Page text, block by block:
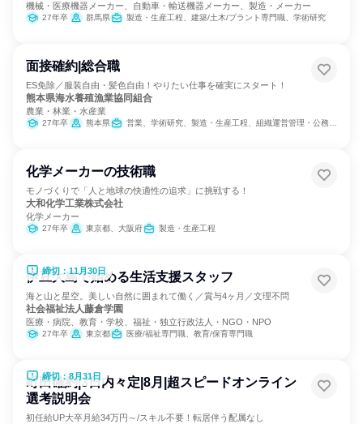
機械・医療機器メーカー、自動車・輸送機器メーカー、製造・メーカー
27年卒 群馬県 製造・生産工程、建築/土木/プラント専門職、学術研究
面接確約|総合職
ES免除／服装自由・髪色自由！やりたい仕事を確実にスタート！
熊本県海水養殖漁業協同組合
農業・林業・水産業
27年卒 熊本県 営業、学術研究、製造・生産工程、組織運営管理・公務員・事務系職種
化学メーカーの技術職
モノづくりで「人と地球の快適性の追求」に挑戦する！
大和化学工業株式会社
化学メーカー
27年卒 東京都、大阪府 製造・生産工程
締切：11月30日
伊豆大島で始める生活支援スタッフ
海と山と星空。美しい自然に囲まれて働く／賞与4ヶ月／文理不問
社会福祉法人藤倉学園
医療・病院、教育・学校、福祉・独立行政法人・NGO・NPO
27年卒 東京都 医療/福祉専門職、教育/保育専門職
締切：8月31日
町田確約|3日内々定|8月|超スピードオンライン
選考説明会
初任給UP大卒月給34万円～/スキル不要！転居伴う配属なし